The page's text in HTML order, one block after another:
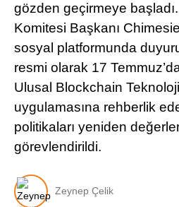
gözden geçirmeye
Komitesi Başkanı
sosyal platformunda
resmi olarak 17
Ulusal Blockchain
uygulamasına rehberlik
politikaları yeniden
görevlendirildi.
Zeynep Çelik